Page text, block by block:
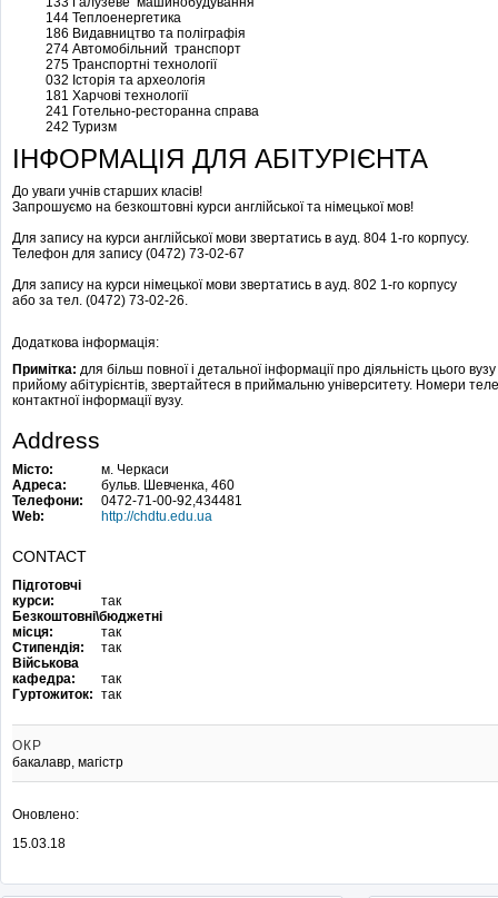
144 Теплоенергетика
186 Видавництво та поліграфія
274 Автомобільний транспорт
275 Транспортні технології
032 Історія та археологія
181 Харчові технології
241 Готельно-ресторанна справа
242 Туризм
ІНФОРМАЦІЯ ДЛЯ АБІТУРІЄНТА
До уваги учнів старших класів!
Запрошуємо на безкоштовні курси англійської та німецької мов!
Для запису на курси англійської мови звертатись в ауд. 804 1-го корпусу.
Телефон для запису (0472) 73-02-67
Для запису на курси німецької мови звертатись в ауд. 802 1-го корпусу
або за тел. (0472) 73-02-26.
Додаткова інформація:
Примітка: для більш повної і детальної інформації про діяльність цього
прийому абітурієнтів, звертайтеся в приймальню університету. Номери
контактної інформації вузу.
Address
Місто:
м. Черкаси
Адреса:
бульв. Шевченка, 460
Телефони:
0472-71-00-92,434481
Web:
http://chdtu.edu.ua
CONTACT
Підготовчі
курси:
так
Безкоштовні\бюджетні
місця:
так
Стипендія:
так
Військова
кафедра:
так
Гуртожиток: так
ОКР
бакалавр, магістр
Оновлено:
15.03.18